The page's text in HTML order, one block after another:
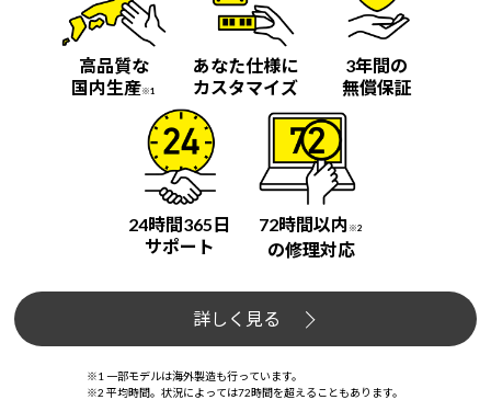
高品質な
国内生産※1
あなた仕様に
カスタマイズ
3年間の
無償保証
24時間365日
サポート
72時間以内 ※2
の修理対応
詳しく見る
※1 一部モデルは海外製造も行っています。
※2 平均時間。状況によっては72時間を超えることもあります。